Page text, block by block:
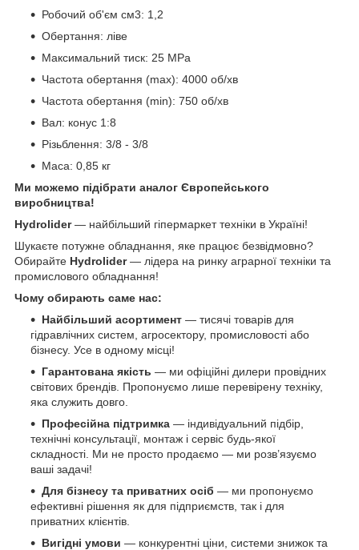
Робочий об'єм см3: 1,2
Обертання: ліве
Максимальний тиск: 25 MPa
Частота обертання (max): 4000 об/хв
Частота обертання (min): 750 об/хв
Вал: конус 1:8
Різьблення: 3/8 - 3/8
Маса: 0,85 кг
Ми можемо підібрати аналог Європейського
виробництва!
Hydrolider— найбільший гіпермаркет техніки в Україні!
Шукаєте потужне обладнання, яке працює безвідмовно?
Обирайте Hydrolider— лідера на ринку аграрної техніки та
промислового обладнання!
Чому обирають саме нас:
Найбільший асортимент — тисячі товарів для
гідравлічних систем, агросектору, промисловості або
бізнесу. Усе в одному місці!
Гарантована якість — ми офіційні дилери провідних
світових брендів. Пропонуємо лише перевірену техніку,
яка служить довго.
Професійна підтримка — індивідуальний підбір,
технічні консультації, монтаж і сервіс будь-якої
складності. Ми не просто продаємо — ми розв’язуємо
ваші задачі!
Для бізнесу та приватних осіб — ми пропонуємо
ефективні рішення як для підприємств, так і для
приватних клієнтів.
Вигідні умови — конкурентні ціни, системи знижок та